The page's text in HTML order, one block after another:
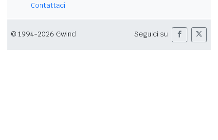
Contattaci
© 1994-2026 Gwind Seguici su